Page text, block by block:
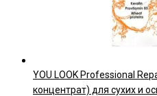
YOU LOOK Professional
концентрат) для сухих и